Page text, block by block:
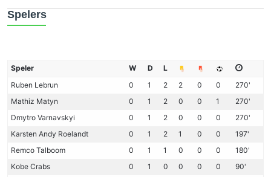
Spelers
Speler W D
L
Ruben Lebrun 0 1 2 2 0 0 270'
Mathiz Matyn 0 1 2 0 0 1 270'
Dmytro Varnavskyi 0 1 2 0 0 0 270'
Karsten Andy Roelandt 0 1 2 1 0 0 197'
Remco Talboom 0 1 1 0 0 0 180'
Kobe Crabs 0 1 0 0 0 0 90'